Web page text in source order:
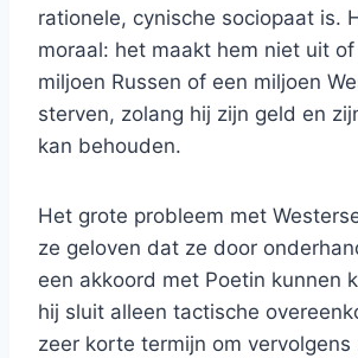
rationele, cynische sociopaat is.
moraal: het maakt hem niet uit of
miljoen Russen of een miljoen
sterven, zolang hij zijn geld en
kan behouden.
Het grote probleem met
ze geloven dat ze door
een akkoord met Poetin kunnen
hij sluit alleen tactische
zeer korte termijn om vervolgens